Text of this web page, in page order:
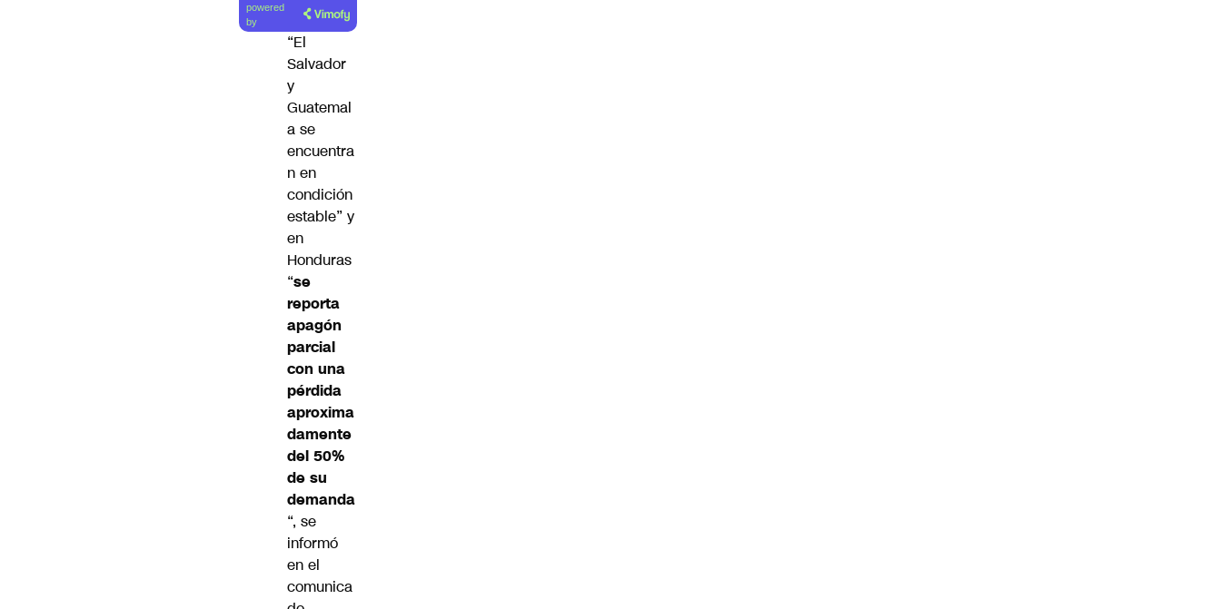
powered
by
“El
Salvador
y
Guatemal
a se
encuentra
n en
condición
estable” y
en
Honduras
“se
reporta
apagón
parcial
con una
pérdida
aproxima
damente
del 50%
de su
demanda
“, se
informó
en el
comunica